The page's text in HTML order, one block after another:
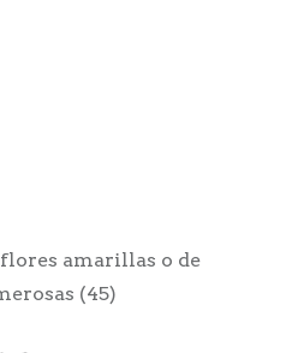
amarillas o de
(45)